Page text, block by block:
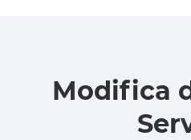
Modifica